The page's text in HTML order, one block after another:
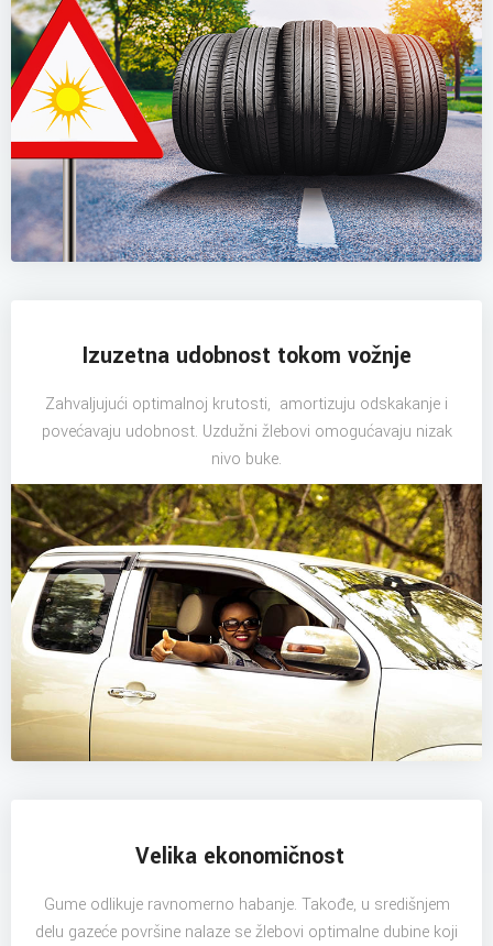
Izuzetna udobnost tokom vožnje
Zahvaljujući optimalnoj krutosti, amortizuju odskakanje i
povećavaju udobnost. Uzdužni žlebovi omogućavaju nizak
nivo buke.
Velika ekonomičnost
Gume odlikuje ravnomerno habanje. Takođe, u središnjem
delu gazeće površine nalaze se žlebovi optimalne dubine koji